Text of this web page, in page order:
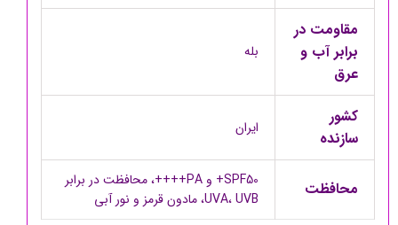
مقاومت در
برابر آب و
عرق
بله
کشور
سازنده
ایران
محافظت
SPF50+ و PA++++، محافظت در برابر
UVA، UVB، مادون قرمز و نور آبی